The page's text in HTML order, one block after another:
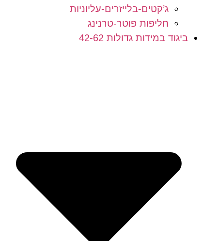
ג’קטים-בלייזרים-עליוניות
חליפות פוטר-טרנינג
ביגוד במידות גדולות 42-62